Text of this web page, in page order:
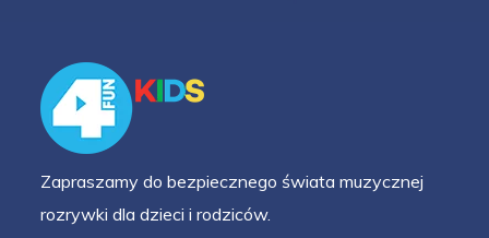
Zapraszamy do bezpiecznego świata muzycznej
rozrywki dla dzieci i rodziców.